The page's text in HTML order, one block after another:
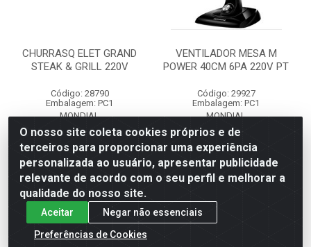
CHURRASQ ELET GRAND
STEAK & GRILL 220V
Código: 28790
Embalagem: PC1
MONDIAL
Faça seu login ou
cadastre-se para
ver preços e
comprar
VENTILADOR MESA M
POWER 40CM 6PA 220V PT
Código: 29927
Embalagem: PC1
MONDIAL
Faça seu login ou
cadastre-se para
ver preços e
O nosso site coleta cookies próprios e de
terceiros para proporcionar uma experiência
personalizada ao usuário, apresentar publicidade
relevante de acordo com o seu perfil e melhorar a
qualidade do nosso site.
Aceitar
Negar não essenciais
Preferências de Cookies